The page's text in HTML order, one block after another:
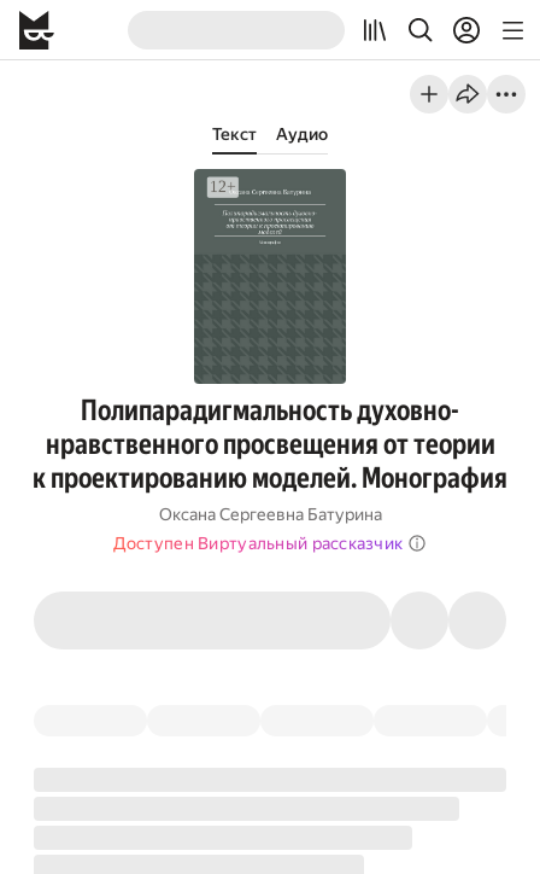
Текст Аудио
Полипарадигмальность духовно-
нравственного просвещения от теории
к проектированию моделей. Монография
Оксана Сергеевна Батурина
Доступен Виртуальный рассказчик